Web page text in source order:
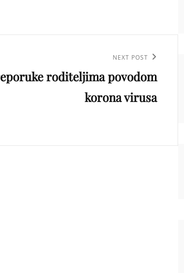
NEXT POST
roditeljima povodom
korona virusa